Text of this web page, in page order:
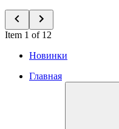
Item 1 of 12
Новинки
Главная